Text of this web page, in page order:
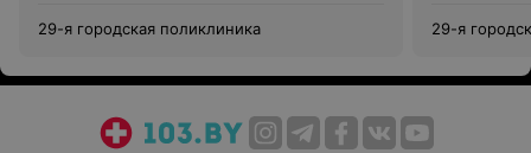
29-я городская поликлиника 29-я